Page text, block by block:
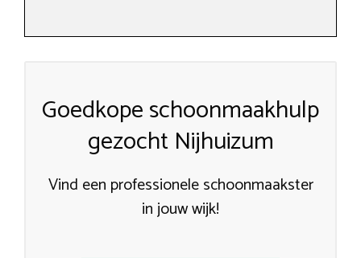
Goedkope schoonmaakhulp
gezocht Nijhuizum
Vind een professionele schoonmaakster
in jouw wijk!